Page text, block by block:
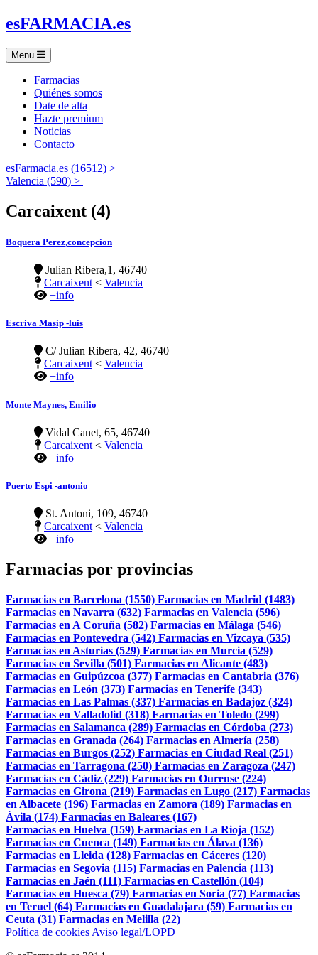
esFARMACIA.es
Menu
Farmacias
Quiénes somos
Date de alta
Hazte premium
Noticias
Contacto
esFarmacia.es (16512) >
Valencia (590) >
Carcaixent (4)
Boquera Perez,concepcion
Julian Ribera,1, 46740
Carcaixent < Valencia
+info
Escriva Masip -luis
C/ Julian Ribera, 42, 46740
Carcaixent< Valencia
+info
Monte Maynes, Emilio
Vidal Canet, 65, 46740
Carcaixent < Valencia
+info
Puerto Espi -antonio
St. Antoni, 109, 46740
Carcaixent < Valencia
+info
Farmacias por provincias
Farmacias en Barcelona (1550) Farmacias en Madrid (1483)
Farmacias en Navarra (632) Farmacias en Valencia (596)
Farmacias en A Coruña (582) Farmacias en Málaga (546)
Farmacias en Pontevedra (542) Farmacias en Vizcaya (535)
Farmacias en Asturias (529) Farmacias en Murcia (529)
Farmacias en Sevilla (501) Farmacias en Alicante (483)
Farmacias en Guipúzcoa (377) Farmacias en Cantabria (376)
Farmacias en León (373) Farmacias en Tenerife (343)
Farmacias en Las Palmas (337) Farmacias en Badajoz (324)
Farmacias en Valladolid (318) Farmacias en Toledo (299)
Farmacias en Salamanca (289) Farmacias en Córdoba (273)
Farmacias en Granada (264) Farmacias en Almería (258)
Farmacias en Burgos (252) Farmacias en Ciudad Real (251)
Farmacias en Tarragona (250) Farmacias en Zaragoza (247)
Farmacias en Cádiz (229) Farmacias en Ourense (224)
Farmacias en Girona (219) Farmacias en Lugo (217) Farmacias
en Albacete (196) Farmacias en Zamora (189) Farmacias en
Ávila (174) Farmacias en Baleares (167)
Farmacias en Huelva (159) Farmacias en La Rioja (152)
Farmacias en Cuenca (149) Farmacias en Álava (136)
Farmacias en Lleida (128) Farmacias en Cáceres (120)
Farmacias en Segovia (115) Farmacias en Palencia (113)
Farmacias en Jaén (111) Farmacias en Castellón (104)
Farmacias en Huesca (79) Farmacias en Soria (77) Farmacias
en Teruel (64) Farmacias en Guadalajara (59) Farmacias en
Ceuta (31) Farmacias en Melilla (22)
Política de cookies Aviso legal/LOPD